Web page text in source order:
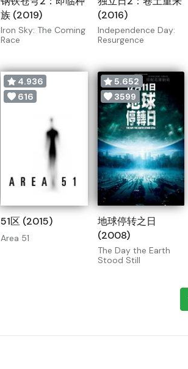
族 (2019)
Iron Sky: The Coming
Race
(2016)
Independence Day:
Resurgence
4.936
616
51区 (2015)
Area 51
5.652
3599
地球停转之日
(2008)
The Day the Earth
Stood Still